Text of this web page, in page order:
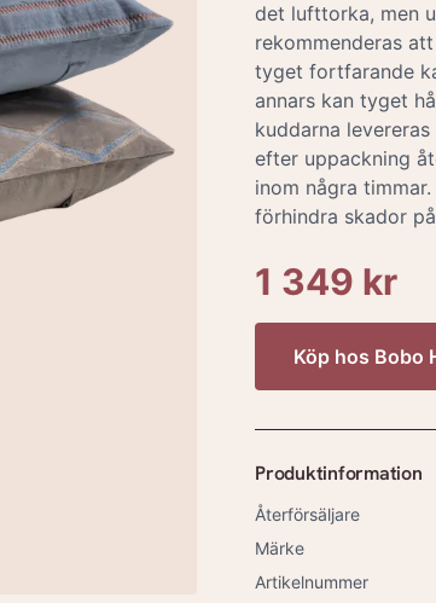
det lufttorka, men
rekommenderas
tyget fortfarande
annars kan tyget
kuddarna
efter uppackning
inom några
förhindra skador
1 349 kr
Köp hos Bobo
Produktinformation
Återförsäljare
Märke
Artikelnummer